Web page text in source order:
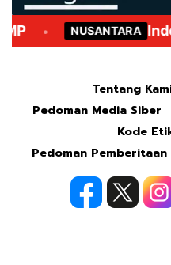
Tentang
Pedoman Media Siber
Kode
Pedoman Pemberitaan